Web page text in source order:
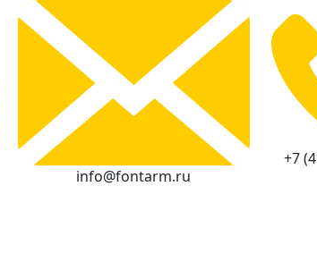
info@fontarm.ru
+7